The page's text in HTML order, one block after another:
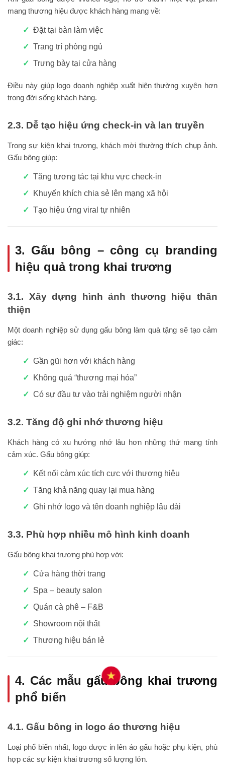
mang thương hiệu được khách hàng mang về:
Đặt tại bàn làm việc
Trang trí phòng ngủ
Trưng bày tại cửa hàng
Điều này giúp logo doanh nghiệp xuất hiện thường xuyên hơn
trong đời sống khách hàng.
2.3. Dễ tạo hiệu ứng check-in và lan truyền
Trong sự kiện khai trương, khách mời thường thích chụp ảnh.
Gấu bông giúp:
Tăng tương tác tại khu vực check-in
Khuyến khích chia sẻ lên mạng xã hội
Tạo hiệu ứng viral tự nhiên
3. Gấu bông – công cụ branding
hiệu quả trong khai trương
3.1. Xây dựng hình ảnh thương hiệu thân
thiện
Một doanh nghiệp sử dụng gấu bông làm quà tặng sẽ tạo cảm
giác:
Gần gũi hơn với khách hàng
Không quá “thương mại hóa”
Có sự đầu tư vào trải nghiệm người nhận
3.2. Tăng độ ghi nhớ thương hiệu
Khách hàng có xu hướng nhớ lâu hơn những thứ mang tính
cảm xúc. Gấu bông giúp:
Kết nối cảm xúc tích cực với thương hiệu
Tăng khả năng quay lại mua hàng
Ghi nhớ logo và tên doanh nghiệp lâu dài
3.3. Phù hợp nhiều mô hình kinh doanh
Gấu bông khai trương phù hợp với:
Cửa hàng thời trang
Spa – beauty salon
Quán cà phê – F&B
Showroom nội thất
Thương hiệu bán lẻ
4. Các mẫu gấu bông khai trương
phổ biến
4.1. Gấu bông in logo áo thương hiệu
Loại phổ biến nhất, logo được in lên áo gấu hoặc phụ kiện, phù
hợp các sự kiện khai trương số lượng lớn.